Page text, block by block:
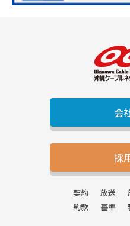
会
採
契約
約款
放送
基準